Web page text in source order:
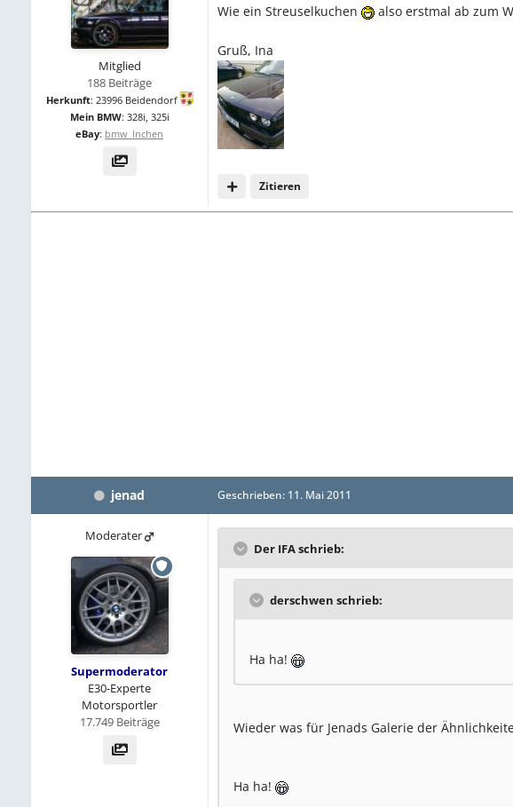
Mitglied
188 Beiträge
Herkunft: 23996 Beidendorf
Mein BMW: 328i, 325i
eBay: bmw_Inchen
Wie ein Streuselkuchen also erstmal ab zum
Gruß, Ina
Zitieren
jenad
Moderater
Supermoderator
E30-Experte
Motorsportler
17.749 Beiträge
Geschrieben: 11. Mai 2011
Der IFA schrieb:
derschwen schrieb:
Ha ha!
Wieder was für Jenads Galerie der
Ha ha!